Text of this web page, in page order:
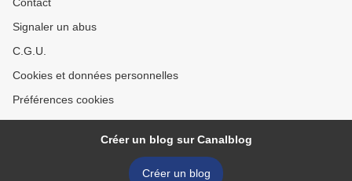
Signaler un abus
C.G.U.
Cookies et données personnelles
Préférences cookies
Créer un blog sur Canalblog
Créer un blog